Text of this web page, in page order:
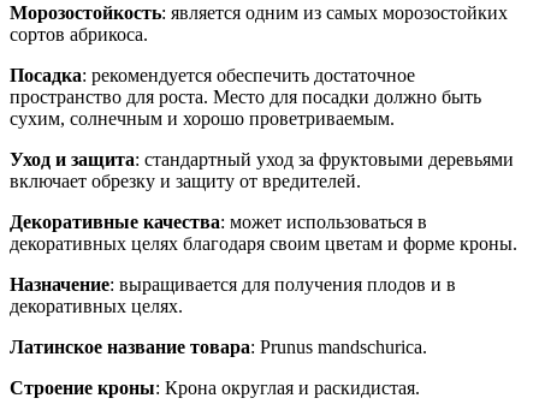
Морозостойкость: является одним из самых морозостойких
сортов абрикоса.
Посадка: рекомендуется обеспечить достаточное
пространство для роста. Место для посадки должно быть
сухим, солнечным и хорошо проветриваемым.
Уход и защита: стандартный уход за фруктовыми деревьями
включает обрезку и защиту от вредителей.
Декоративные качества: может использоваться в
декоративных целях благодаря своим цветам и форме кроны.
Назначение: выращивается для получения плодов и в
декоративных целях.
Латинское название товара: Prunus mandschurica.
Строение кроны: Крона округлая и раскидистая.